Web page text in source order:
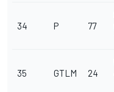
34 P 77
35 GTLM 24